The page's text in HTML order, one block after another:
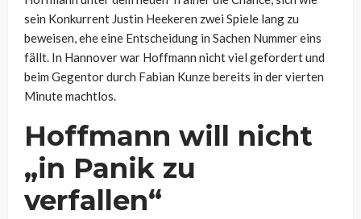
sein Konkurrent Justin Heekeren zwei Spiele lang zu
beweisen, ehe eine Entscheidung in Sachen Nummer eins
fällt. In Hannover war Hoffmann nicht viel gefordert und
beim Gegentor durch Fabian Kunze bereits in der vierten
Minute machtlos.
Hoffmann will nicht
„in Panik zu
verfallen“